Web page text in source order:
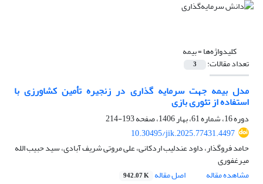
کلیدواژه‌ها =بیمه
تعداد مقالات: 3
مدل بیمه جهت سرمایه گذاری در زنجیره تأمین کشاورزی با
استفاده از تئوری بازی
دوره 16، شماره 61، بهار 1406، صفحه
193-214
10.30495/jik.2025.77431.4497
حامد فروگذار، داود عندلیب اردکانی، علی مروتی شریف آبادی، سید حبیب الله
میرغفوری
مشاهده مقاله
اصل مقاله 942.07 K